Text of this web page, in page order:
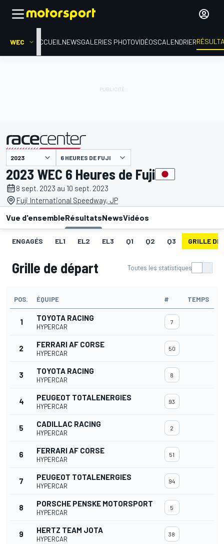
WEC ACCUEIL NEWSGALERIES PHOTOVIDÉOSCALENDRIER
présenté par 6 HEURES DE FUJI
2023 WEC 6 Heures de Fuji
8 sept. 2023 au 10 sept. 2023
Fuji International Speedway, JP
Vue d'ensembleRésultatsNewsVidéos
ENGAGÉS EL1 EL2 EL3 Q1 Q2 Q3 GRILLE DE
Grille de départ Toutes les statistiques
POS. ÉQUIPE # TEMPS
1 TOYOTA RACING
HYPERCAR
7
2 FERRARI AF CORSE
HYPERCAR
50
3 TOYOTA RACING
HYPERCAR
8
4 PEUGEOT TOTALENERGIES
HYPERCAR
93
5 CADILLAC RACING
HYPERCAR
2
6 FERRARI AF CORSE
HYPERCAR
51
7 PEUGEOT TOTALENERGIES
HYPERCAR
94
8 PORSCHE PENSKE MOTORSPORT
HYPERCAR
5
9 HERTZ TEAM JOTA
HYPERCAR
38